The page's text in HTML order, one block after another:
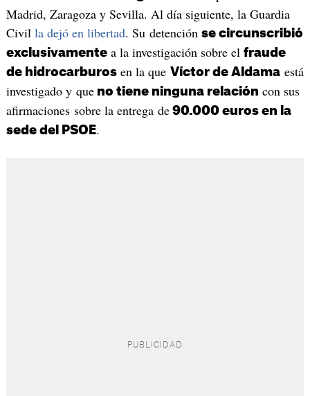
Madrid, Zaragoza y Sevilla. Al día siguiente, la Guardia
Civil la dejó en libertad. Su detención se circunscribió
exclusivamentea la investigación sobre el fraude
de hidrocarburosen la que Víctor de Aldamaestá
investigado y queno tiene ninguna relación con sus
afirmaciones sobre la entrega de90.000 euros en la
sede del PSOE.